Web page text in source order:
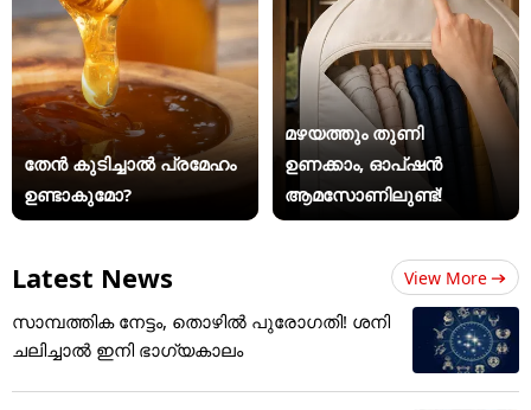
തേൻ കുടിച്ചാൽ പ്രമേഹം
ഉണ്ടാകുമോ?
മഴയത്തും തുണി
ഉണക്കാം, ഓപ്ഷൻ
ആമസോണിലുണ്ട്!
Latest News View More
സാമ്പത്തിക നേട്ടം, തൊഴിൽ പുരോഗതി! ശനി
ചലിച്ചാൽ ഇനി ഭാഗ്യകാലം